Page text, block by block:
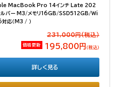
MacBook Pro 14インチ Late 202
ルバー M3/メモリ16GB/SSD512GB/Wi
応（M3 / ）
231,000円(税込）
価格更新 195,800円 （税込）
詳しく見る